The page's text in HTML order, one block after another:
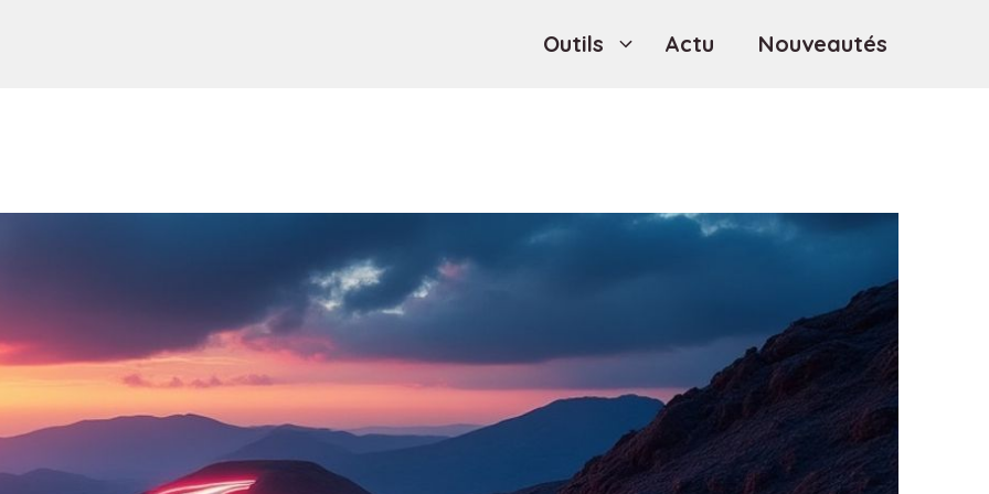
Outils Actu Nouveautés